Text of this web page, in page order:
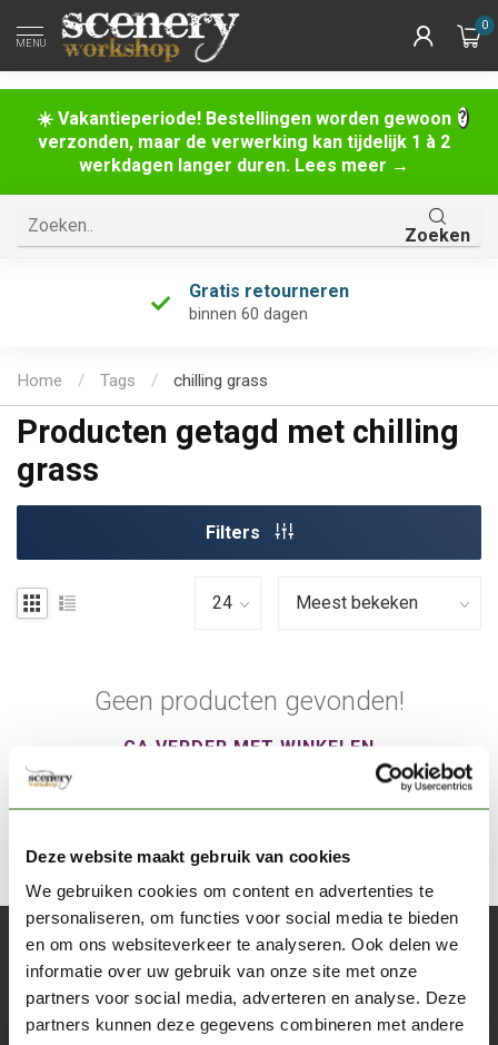
Deze website maakt gebruik van cookies
We gebruiken cookies om content en advertenties te
personaliseren, om functies voor social media te bieden
en om ons websiteverkeer te analyseren. Ook delen we
informatie over uw gebruik van onze site met onze
partners voor social media, adverteren en analyse. Deze
partners kunnen deze gegevens combineren met andere
☀️ Vakantieperiode! Bestellingen worden gewoon
verzonden, maar de verwerking kan tijdelijk 1 à 2
werkdagen langer duren. Lees meer →
MENU
0
Zoeken
Gratis retourneren
binnen 60 dagen
Home / Tags / chilling grass
Producten getagd met chilling
grass
Filters
Geen producten gevonden!
GA VERDER MET WINKELEN
Abonneer je op onze nieuwsbrief
Blijf op de hoogte over onze laatste acties